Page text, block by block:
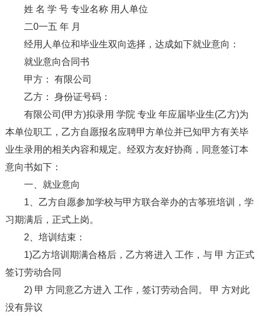
姓 名 学 号 专业名称 用人单位
二0一五 年 月
经用人单位和毕业生双向选择，达成如下就业意向：
就业意向合同书
甲方： 有限公司
乙方： 身份证号码：
有限公司(甲方)拟录用 学院 专业 年应届毕业生(乙方)为
本单位职工，乙方自愿报名应聘甲方单位并已知甲方有关毕
业生录用的相关内容和规定。经双方友好协商，同意签订本
意向书如下：
一、就业意向
1、乙方自愿参加学校与甲方联合举办的古筝班培训，学
习期满后，正式上岗。
2、培训结束：
1)乙方培训期满合格后，乙方将进入 工作，与 甲 方正式
签订劳动合同
2) 甲 方同意乙方进入 工作，签订劳动合同。 甲 方对此
没有异议